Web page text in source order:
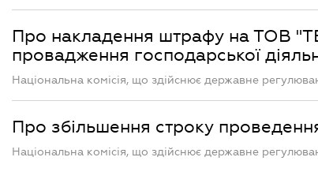
Про накладення штрафу на ТОВ
провадження господарської
Національна комісія, що здійснює державне
Про збільшення строку
Національна комісія, що здійснює державне